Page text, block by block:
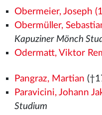
Obermeier, Joseph
Obermüller,
Kapuziner Mönch
Odermatt, Viktor
Pangraz, Martian
Paravicini, Johann
Studium